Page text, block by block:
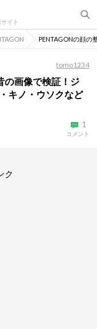
イト
PENTAGONの顔の
tomo1234
の画像で検証！ジ
キノ・ウソクなど
1
コメント
ク